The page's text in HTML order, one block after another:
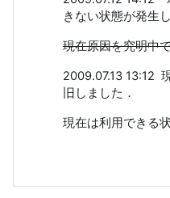
きない状態が発生
現在原因を究明中
2009.07.13
旧しました．
現在は利用できる